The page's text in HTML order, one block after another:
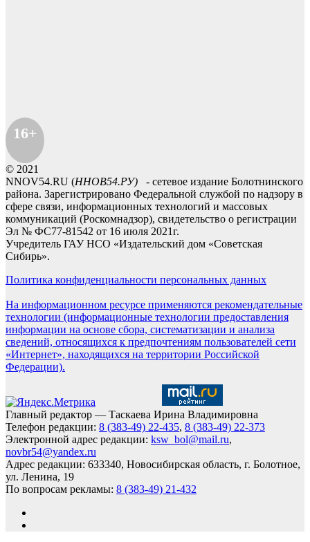
16+
© 2021
NNOV54.RU (ННОВ54.РУ) - сетевое издание Болотнинского
района. Зарегистрировано Федеральной службой по надзору в
сфере связи, информационных технологий и массовых
коммуникаций (Роскомнадзор), свидетельство о регистрации
Эл № ФС77-81542 от 16 июля 2021г.
Учредитель ГАУ НСО «Издательский дом «Советская
Сибирь».
Политика конфиденциальности персональных данных
На информационном ресурсе применяются рекомендательные
технологии (информационные технологии предоставления
информации на основе сбора, систематизации и анализа
сведений, относящихся к предпочтениям пользователей сети
«Интернет», находящихся на территории Российской
Федерации).
Главный редактор — Таскаева Ирина Владимировна
Телефон редакции: 8 (383-49) 22-435, 8 (383-49) 22-373
Электронной адрес редакции: ksw_bol@mail.ru,
novbr54@yandex.ru
Адрес редакции: 633340, Новосибирская область, г. Болотное,
ул. Ленина, 19
По вопросам рекламы: 8 (383-49) 21-432